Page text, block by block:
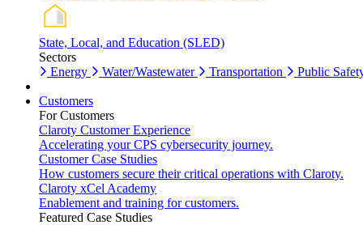
State, Local, and Education (SLED)
Sectors
Energy
Water/Wastewater Transportation Public
Customers
For Customers
Claroty Customer Experience
Accelerating your CPS cybersecurity journey.
Customer Case Studies
How customers secure their critical operations with Claroty.
Claroty xCel Academy
Enablement and training for customers.
Featured Case Studies